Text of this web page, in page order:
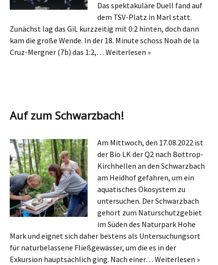
Das spektakuläre Duell fand auf
dem TSV-Platz in Marl statt.
Zunächst lag das GiL kurzzeitig mit 0:2 hinten, doch dann
kam die große Wende. In der 18. Minute schoss Noah de la
Cruz-Mergner (7b) das 1:2,… Weiterlesen »
Auf zum Schwarzbach!
Am Mittwoch, den 17.08.2022 ist
der Bio LK der Q2 nach Bottrop-
Kirchhellen an den Schwarzbach
am Heidhof gefahren, um ein
aquatisches Ökosystem zu
untersuchen. Der Schwarzbach
gehört zum Naturschutzgebiet
im Süden des Naturpark Hohe
Mark und eignet sich daher bestens als Untersuchungsort
für naturbelassene Fließgewässer, um die es in der
Exkursion hauptsächlich ging. Nach einer… Weiterlesen »